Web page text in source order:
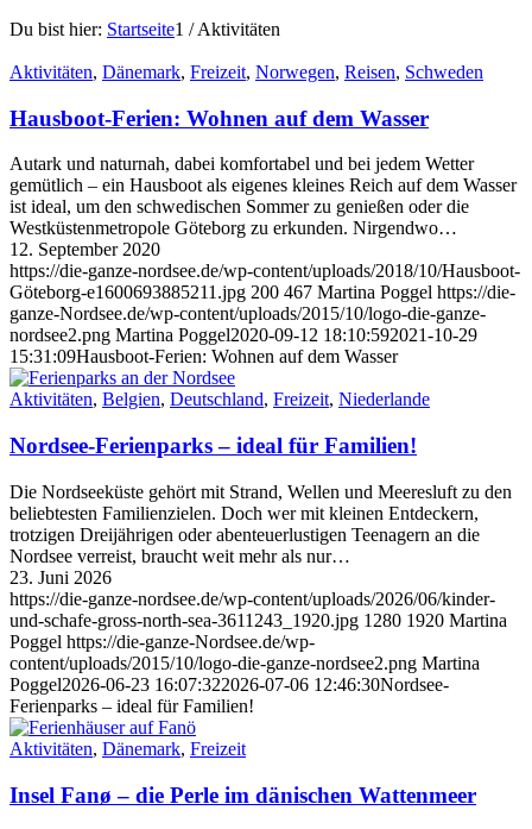
Du bist hier: Startseite1 / Aktivitäten
Aktivitäten, Dänemark, Freizeit, Norwegen, Reisen, Schweden
Hausboot-Ferien: Wohnen auf dem Wasser
Autark und naturnah, dabei komfortabel und bei jedem Wetter
gemütlich – ein Hausboot als eigenes kleines Reich auf dem Wasser
ist ideal, um den schwedischen Sommer zu genießen oder die
Westküstenmetropole Göteborg zu erkunden. Nirgendwo…
12. September 2020
https://die-ganze-nordsee.de/wp-content/uploads/2018/10/Hausboot-
Göteborg-e1600693885211.jpg 200 467 Martina Poggel https://die-
ganze-Nordsee.de/wp-content/uploads/2015/10/logo-die-ganze-
nordsee2.png Martina Poggel2020-09-12 18:10:592021-10-29
15:31:09Hausboot-Ferien: Wohnen auf dem Wasser
Aktivitäten, Belgien, Deutschland, Freizeit, Niederlande
Nordsee-Ferienparks – ideal für Familien!
Die Nordseeküste gehört mit Strand, Wellen und Meeresluft zu den
beliebtesten Familienzielen. Doch wer mit kleinen Entdeckern,
trotzigen Dreijährigen oder abenteuerlustigen Teenagern an die
Nordsee verreist, braucht weit mehr als nur…
23. Juni 2026
https://die-ganze-nordsee.de/wp-content/uploads/2026/06/kinder-
und-schafe-gross-north-sea-3611243_1920.jpg 1280 1920 Martina
Poggel https://die-ganze-Nordsee.de/wp-
content/uploads/2015/10/logo-die-ganze-nordsee2.png Martina
Poggel2026-06-23 16:07:322026-07-06 12:46:30Nordsee-
Ferienparks – ideal für Familien!
Aktivitäten, Dänemark, Freizeit
Insel Fanø – die Perle im dänischen Wattenmeer